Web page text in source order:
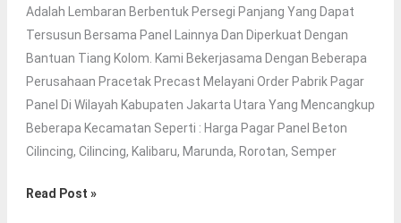
Adalah Lembaran Berbentuk Persegi Panjang Yang Dapat
Tersusun Bersama Panel Lainnya Dan Diperkuat Dengan
Bantuan Tiang Kolom. Kami Bekerjasama Dengan Beberapa
Perusahaan Pracetak Precast Melayani Order Pabrik Pagar
Panel Di Wilayah Kabupaten Jakarta Utara Yang Mencangkup
Beberapa Kecamatan Seperti : Harga Pagar Panel Beton
Cilincing, Cilincing, Kalibaru, Marunda, Rorotan, Semper
Harga
Read Post »